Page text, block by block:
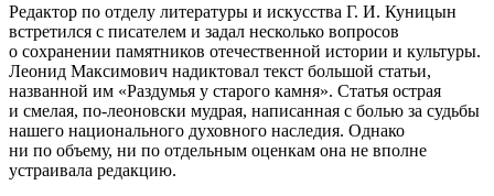
Редактор по отделу литературы и искусства Г. И. Куницын
встретился с писателем и задал несколько вопросов
о сохранении памятников отечественной истории и культуры.
Леонид Максимович надиктовал текст большой статьи,
названной им «Раздумья у старого камня». Статья острая
и смелая, по-леоновски мудрая, написанная с болью за судьбы
нашего национального духовного наследия. Однако
ни по объему, ни по отдельным оценкам она не вполне
устраивала редакцию.